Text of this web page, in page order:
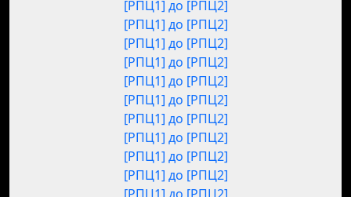
[РПЦ1] до [РПЦ2]
[РПЦ1] до [РПЦ2]
[РПЦ1] до [РПЦ2]
[РПЦ1] до [РПЦ2]
[РПЦ1] до [РПЦ2]
[РПЦ1] до [РПЦ2]
[РПЦ1] до [РПЦ2]
[РПЦ1] до [РПЦ2]
[РПЦ1] до [РПЦ2]
[РПЦ1] до [РПЦ2]